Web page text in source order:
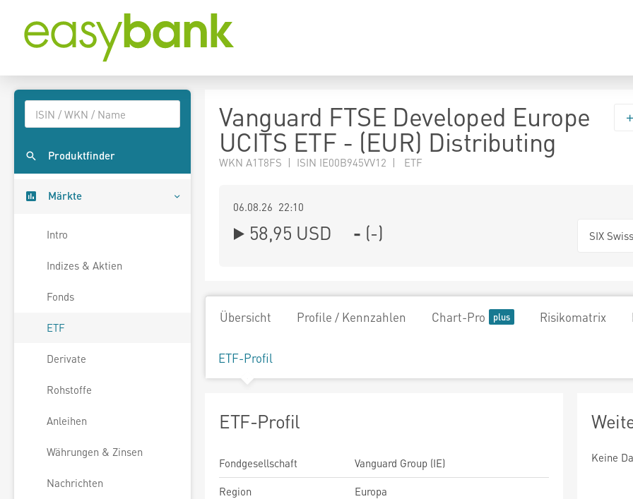
Produktfinder
Märkte
Intro
Indizes & Aktien
Fonds
ETF
Derivate
Rohstoffe
Anleihen
Währungen & Zinsen
Nachrichten
Vanguard FTSE Developed Europe
UCITS ETF - (EUR) Distributing
WKN A1T8FS | ISIN IE00B945VV12 | ETF
06.08.26 22:10
58,95 USD - (-) SIX
Übersicht Profile / Kennzahlen Chart-Pro Risikomatrix
ETF-Profil
ETF-Profil
Fondgesellschaft
Vanguard Group (IE)
Region
Europa
Keine